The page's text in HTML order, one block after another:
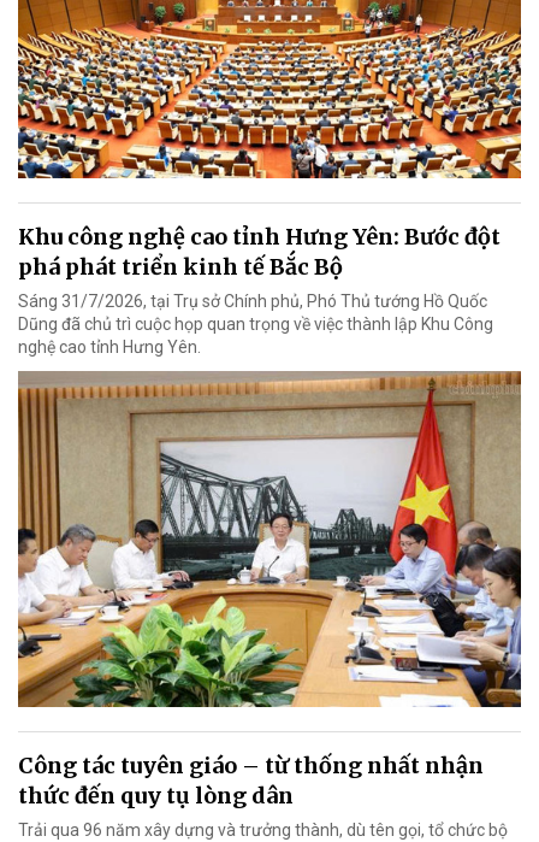
Khu công nghệ cao tỉnh Hưng Yên: Bước đột
phá phát triển kinh tế Bắc Bộ
Sáng 31/7/2026, tại Trụ sở Chính phủ, Phó Thủ tướng Hồ Quốc
Dũng đã chủ trì cuộc họp quan trọng về việc thành lập Khu Công
nghệ cao tỉnh Hưng Yên.
Công tác tuyên giáo – từ thống nhất nhận
thức đến quy tụ lòng dân
Trải qua 96 năm xây dựng và trưởng thành, dù tên gọi, tổ chức bộ